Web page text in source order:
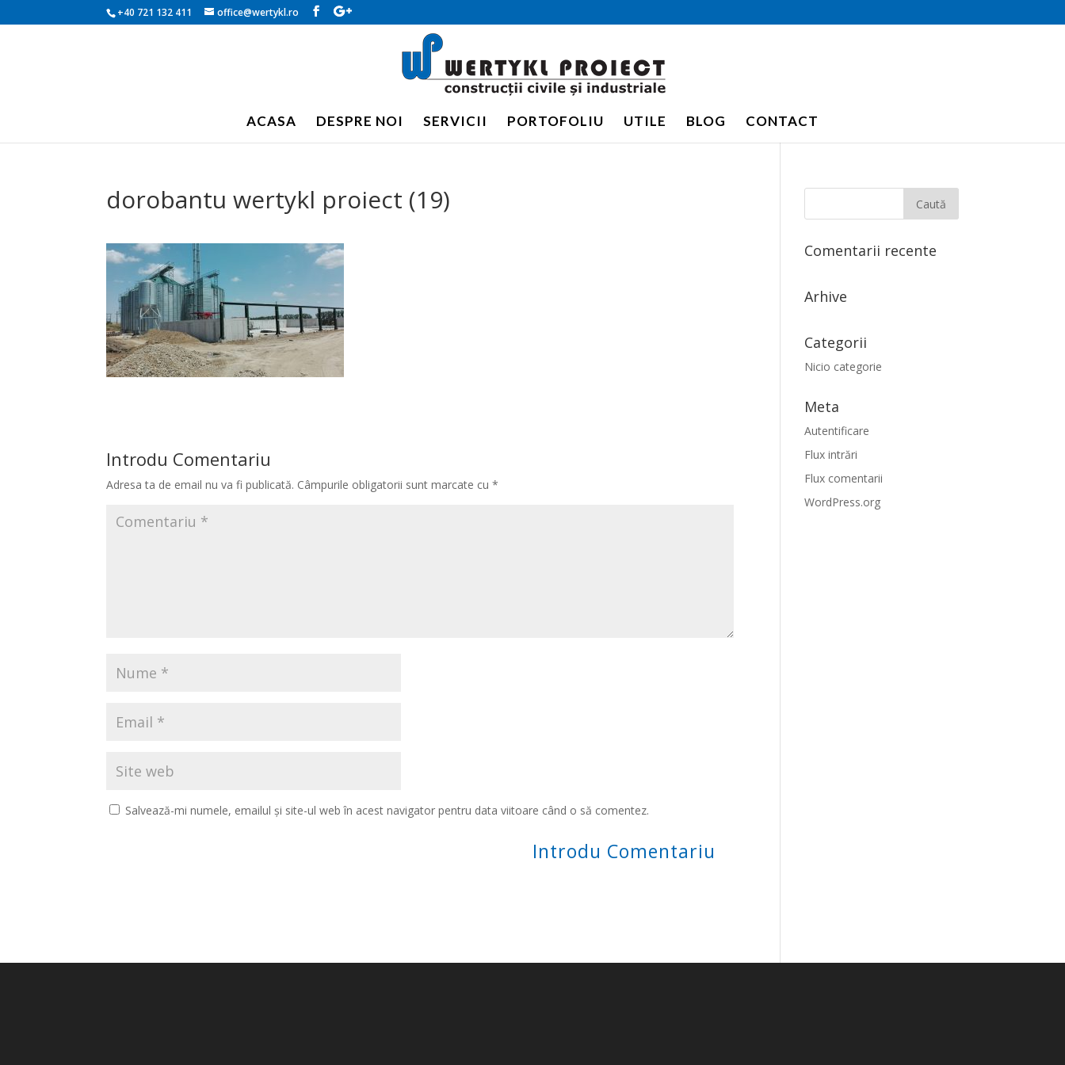
+40 721 132 411 office@wertykl.ro
ACASA DESPRE NOI SERVICII PORTOFOLIU UTILE BLOG CONTACT
dorobantu wertykl proiect (19)
Introdu Comentariu
Adresa ta de email nu va fi publicată. Câmpurile obligatorii sunt marcate cu*
Salvează-mi numele, emailul și site-ul web în acest navigator pentru data viitoare când o să comentez.
Comentarii recente
Arhive
Categorii
Nicio categorie
Meta
Autentificare
Flux intrări
Flux comentarii
WordPress.org